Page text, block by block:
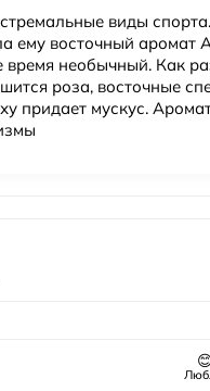
виды
ему восточный аромат
время необычный. Как
роза, восточные
придает мускус.